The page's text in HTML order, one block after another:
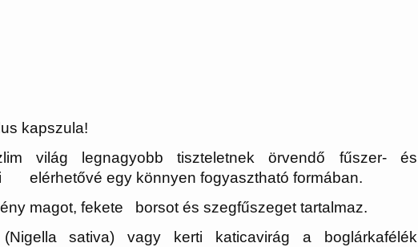
kapszula!
világ legnagyobb tiszteletnek örvendő fűszer- és
elérhetővé egy könnyen fogyasztható formában.
magot, fekete borsot és szegfűszeget tartalmaz.
sativa) vagy kerti katicavirág a boglárkafélék